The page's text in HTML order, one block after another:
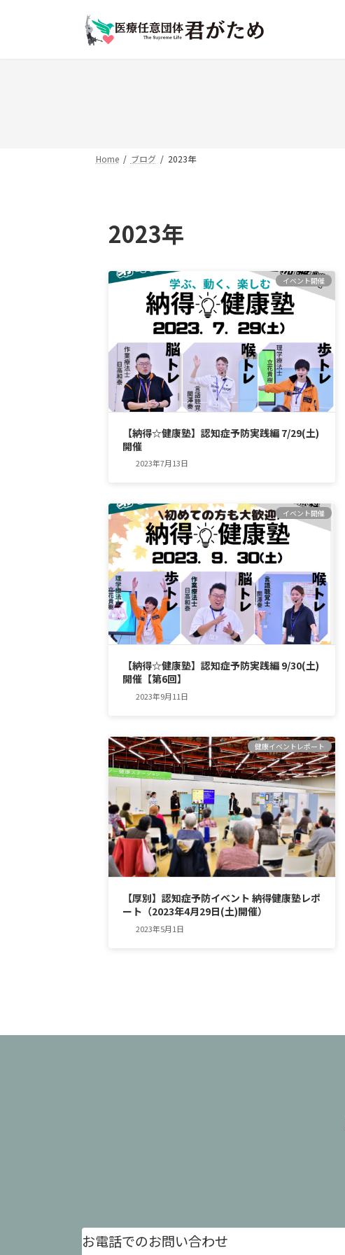
Home ブログ 2023年
2023年
イベント開催
【納得☆健康塾】認知症予防実践編 7/29(土)
開催
2023年7月13日
イベント開催
【納得☆健康塾】認知症予防実践編 9/30(土)
開催【第6回】
2023年9月11日
健康イベントレポート
【厚別】認知症予防イベント 納得健康塾レポ
ート（2023年4月29日(土)開催）
2023年5月1日
お電話でのお問い合わせ